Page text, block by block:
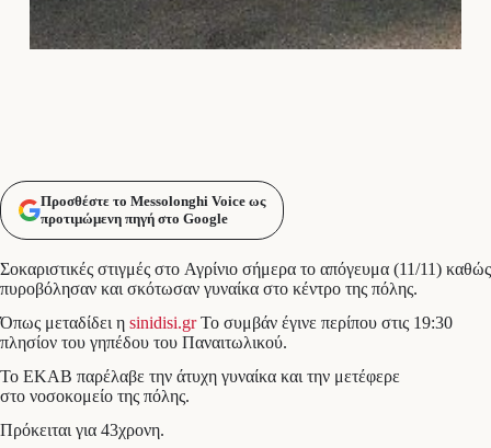
Προσθέστε το Messolonghi Voice ως
προτιμώμενη πηγή στο Google
Σοκαριστικές στιγμές στο Αγρίνιο σήμερα το απόγευμα (11/11) καθώς
πυροβόλησαν και σκότωσαν γυναίκα στο κέντρο της πόλης.
Όπως μεταδίδει η sinidisi.grΤο συμβάν έγινε περίπου στις 19:30
πλησίον του γηπέδου του Παναιτωλικού.
Το ΕΚΑΒ παρέλαβε την άτυχη γυναίκα και την μετέφερε
στο νοσοκομείο της πόλης.
Πρόκειται για 43χρονη.